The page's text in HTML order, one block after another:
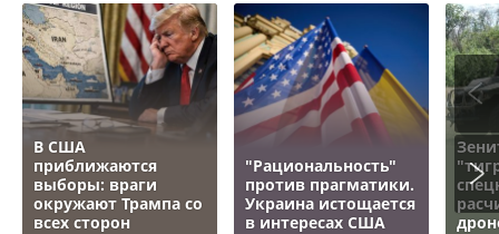
В США
приближаются
выборы: враги
окружают Трампа со
всех сторон
"Рациональность"
против прагматики.
Украина истощается
в интересах США